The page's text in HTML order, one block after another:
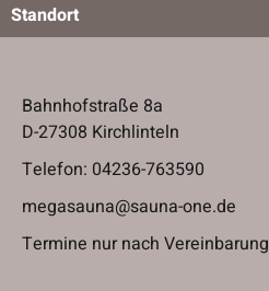
Standort
Bahnhofstraße 8a
D-27308 Kirchlinteln
Telefon: 04236-763590
megasauna@sauna-one.de
Termine nur nach Vereinbarung